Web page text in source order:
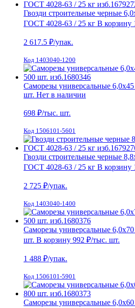
Гвозди строительные черные
ГОСТ 4028-63 / 25 кг В корзину
2 617.5 ₽/упак.
Код 1403040-1200
Саморезы универсальные
шт. Нет в наличии
698 ₽/тыс. шт.
Код 1506101-5601
Гвозди строительные черные
ГОСТ 4028-63 / 25 кг В корзину
2 725 ₽/упак.
Код 1403040-1400
Саморезы универсальные
шт. В корзину 992 ₽/тыс. шт.
1 488 ₽/упак.
Код 1506101-5901
Саморезы универсальные